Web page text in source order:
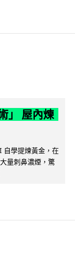
」 屋內煉
自學提煉黃金，在
量刺鼻濃煙，驚